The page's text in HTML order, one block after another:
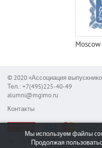
© 2020 «Ассоциация
Тел.: +7(495)225-40-49
alumni@mgimo.ru
Контакты
Сообщить об ошибке
Мы используем файлы
Продолжая